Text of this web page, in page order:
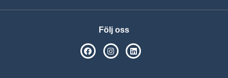
Följ oss
SPSM på Facebook
SPSM på Instagram